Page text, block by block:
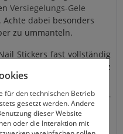
Versiegelungs-Gele
Achte dabei besonders
zu ummanteln.
Stickers fast vollständig
deine Farbe vorher kurz
zu unseren
für den technischen Betrieb
gesetzt werden. Andere
dieser Website
oder die Interaktion mit